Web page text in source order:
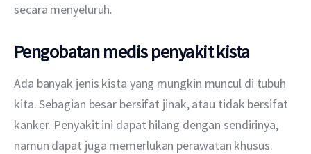
secara menyeluruh.
Pengobatan medis penyakit kista
Ada banyak jenis kista yang mungkin muncul di tubuh
kita. Sebagian besar bersifat jinak, atau tidak bersifat
kanker. Penyakit ini dapat hilang dengan sendirinya,
namun dapat juga memerlukan perawatan khusus.